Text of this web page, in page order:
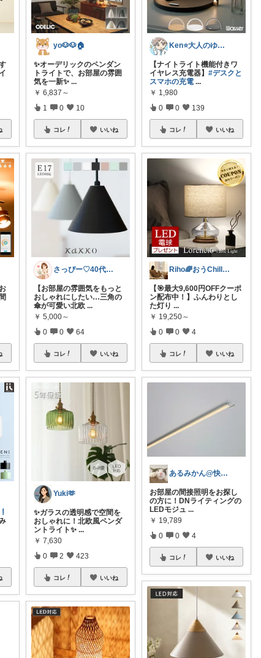
yo🐶🐶🏠
✨オーデリックのペンダン
トライトで、お部屋の雰囲
気を一新✨...
￥ 6,837～
1 0 10
コレ いいね
さっぴー♡40代主婦・楽天おすすめ品紹介
【お部屋の雰囲気をもっと
おしゃれにしたい…三角の
傘が可愛い北欧 ...
￥ 5,000～
0 0 64
コレ いいね
Yuki🫶
✨ガラスの透明感で空間を
おしゃれに！北欧風ペンダ
ントライト✨...
￥ 7,630
0 2 423
コレ いいね
Ken⭐️大人のゆったりデジタル暮らし
【ナイトライト機能付きワ
イヤレス充電器】#デスクと
スマホの充電 ...
￥ 1,980
0 0 139
コレ いいね
Riho🌈おうChill★グッズ
【🎯最大9,600円OFFクーポ
ン配布中！】ふんわりとし
た灯り ...
￥ 19,250～
0 0 4
コレ いいね
あるみかん@快適な在宅ワーク＆デスク環境
お部屋の間接照明をお探し
の方に！DNライティングの
LEDモジュ ...
￥ 19,789
0 0 4
コレ いいね